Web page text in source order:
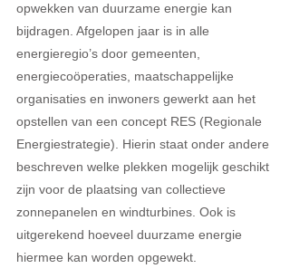
opwekken van duurzame energie kan
bijdragen. Afgelopen jaar is in alle
energieregio’s door gemeenten,
energiecoöperaties, maatschappelijke
organisaties en inwoners gewerkt aan het
opstellen van een concept RES (Regionale
Energiestrategie). Hierin staat onder andere
beschreven welke plekken mogelijk geschikt
zijn voor de plaatsing van collectieve
zonnepanelen en windturbines. Ook is
uitgerekend hoeveel duurzame energie
hiermee kan worden opgewekt.